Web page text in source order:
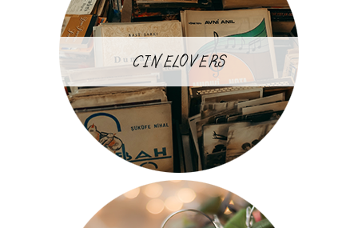
CINELOVERS